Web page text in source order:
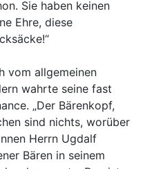
Sie haben keinen
Ehre, diese
vom allgemeinen
wahrte seine fast
„Der Bärenkopf,
sind nichts, worüber
Herrn Ugdalf
Bären in seinem